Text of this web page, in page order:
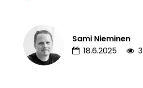
Sami Nieminen
18.6.2025